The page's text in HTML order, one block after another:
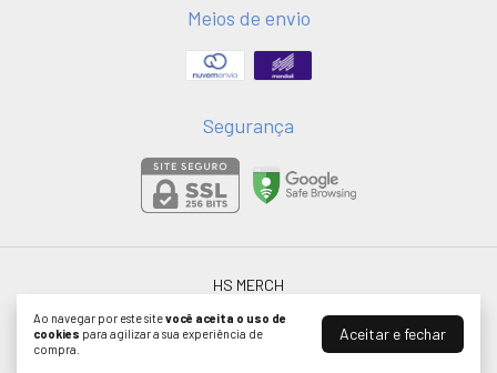
Ao navegar por este sitevocê aceita o uso de
cookies para agilizar a sua experiência de
compra.
Aceitar e fechar
Meios de envio
Segurança
HS MERCH